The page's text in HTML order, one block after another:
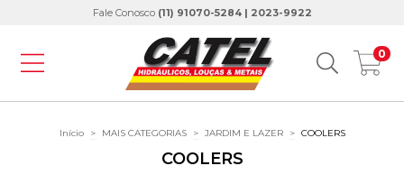
Fale Conosco (11) 91070-5284 | 2023-9922
0
Início > MAIS CATEGORIAS > JARDIM E LAZER > COOLERS
COOLERS